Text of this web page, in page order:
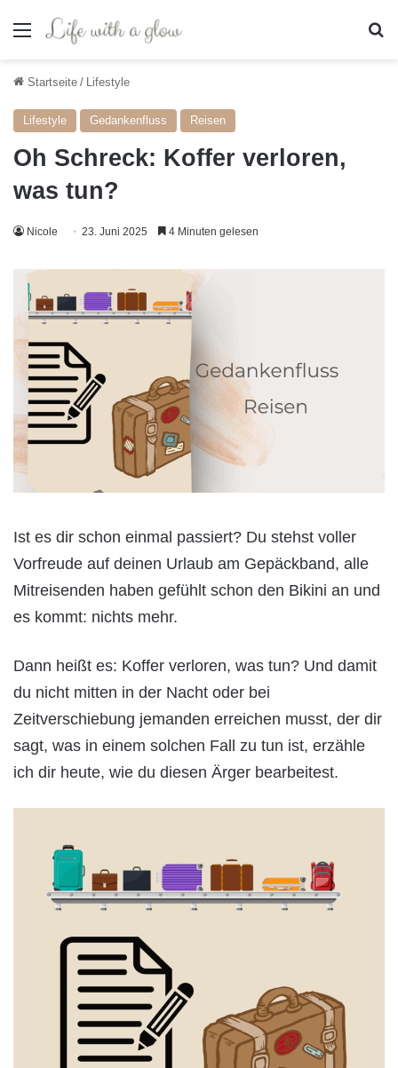
Menü
Startseite / Lifestyle
Lifestyle Gedankenfluss Reisen
Oh Schreck: Koffer verloren,
was tun?
Nicole 23. Juni 2025 4 Minuten gelesen
Ist es dir schon einmal passiert? Du stehst voller
Vorfreude auf deinen Urlaub am Gepäckband, alle
Mitreisenden haben gefühlt schon den Bikini an und
es kommt: nichts mehr.
Dann heißt es: Koffer verloren, was tun? Und damit
du nicht mitten in der Nacht oder bei
Zeitverschiebung jemanden erreichen musst, der dir
sagt, was in einem solchen Fall zu tun ist, erzähle
ich dir heute, wie du diesen Ärger bearbeitest.